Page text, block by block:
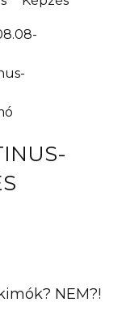
NEM?!